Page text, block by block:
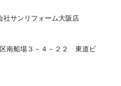
社サンリフォーム大阪店
南船場３－４－２２ 東道ビ